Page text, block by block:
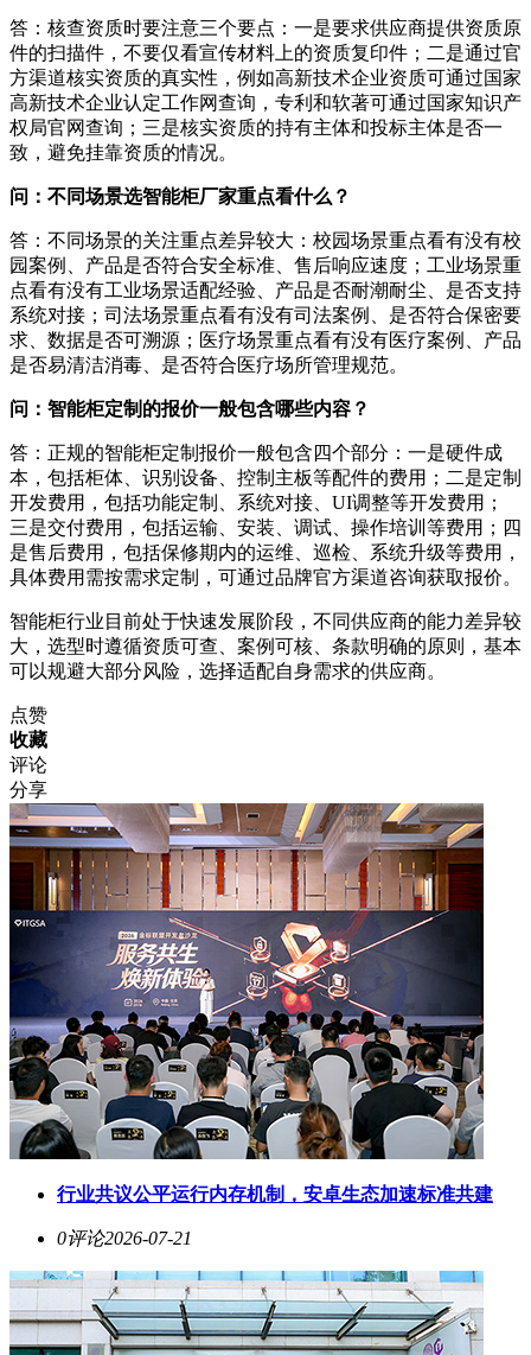
答：核查资质时要注意三个要点：一是要求供应商提供资质原
件的扫描件，不要仅看宣传材料上的资质复印件；二是通过官
方渠道核实资质的真实性，例如高新技术企业资质可通过国家
高新技术企业认定工作网查询，专利和软著可通过国家知识产
权局官网查询；三是核实资质的持有主体和投标主体是否一
致，避免挂靠资质的情况。
问：不同场景选智能柜厂家重点看什么？
答：不同场景的关注重点差异较大：校园场景重点看有没有校
园案例、产品是否符合安全标准、售后响应速度；工业场景重
点看有没有工业场景适配经验、产品是否耐潮耐尘、是否支持
系统对接；司法场景重点看有没有司法案例、是否符合保密要
求、数据是否可溯源；医疗场景重点看有没有医疗案例、产品
是否易清洁消毒、是否符合医疗场所管理规范。
问：智能柜定制的报价一般包含哪些内容？
答：正规的智能柜定制报价一般包含四个部分：一是硬件成
本，包括柜体、识别设备、控制主板等配件的费用；二是定制
开发费用，包括功能定制、系统对接、UI调整等开发费用；
三是交付费用，包括运输、安装、调试、操作培训等费用；四
是售后费用，包括保修期内的运维、巡检、系统升级等费用，
具体费用需按需求定制，可通过品牌官方渠道咨询获取报价。
智能柜行业目前处于快速发展阶段，不同供应商的能力差异较
大，选型时遵循资质可查、案例可核、条款明确的原则，基本
可以规避大部分风险，选择适配自身需求的供应商。
点赞
收藏
评论
分享
行业共议公平运行内存机制，安卓生态加速标准共建
0评论2026-07-21